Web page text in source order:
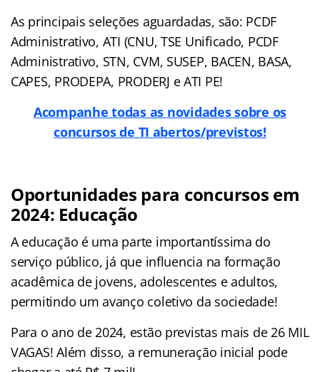
As principais seleções aguardadas, são: PCDF
Administrativo, ATI (CNU, TSE Unificado, PCDF
Administrativo, STN, CVM, SUSEP, BACEN, BASA,
CAPES, PRODEPA, PRODERJ e ATI PE!
Acompanhe todas as novidades sobre os
concursos de TI abertos/previstos!
Oportunidades para concursos em
2024: Educação
A educação é uma parte importantíssima do
serviço público, já que influencia na formação
acadêmica de jovens, adolescentes e adultos,
permitindo um avanço coletivo da sociedade!
Para o ano de 2024, estão previstas mais de 26 MIL
VAGAS! Além disso, a remuneração inicial pode